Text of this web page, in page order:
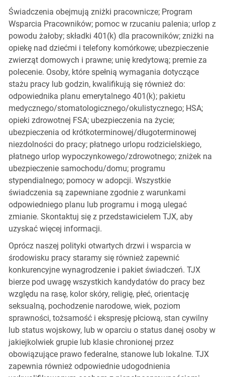
Świadczenia obejmują zniżki pracownicze; Program
Wsparcia Pracowników; pomoc w rzucaniu palenia; urlop z
powodu żałoby; składki 401(k) dla pracowników; zniżki na
opiekę nad dziećmi i telefony komórkowe; ubezpieczenie
zwierząt domowych i prawne; unię kredytową; premie za
polecenie. Osoby, które spełnią wymagania dotyczące
stażu pracy lub godzin, kwalifikują się również do:
odpowiednika planu emerytalnego 401(k); pakietu
medycznego/stomatologicznego/okulistycznego; HSA;
opieki zdrowotnej FSA; ubezpieczenia na życie;
ubezpieczenia od krótkoterminowej/długoterminowej
niezdolności do pracy; płatnego urlopu rodzicielskiego,
płatnego urlop wypoczynkowego/zdrowotnego; zniżek na
ubezpieczenie samochodu/domu; programu
stypendialnego; pomocy w adopcji. Wszystkie
świadczenia są zapewniane zgodnie z warunkami
odpowiedniego planu lub programu i mogą ulegać
zmianie. Skontaktuj się z przedstawicielem TJX, aby
uzyskać więcej informacji.
Oprócz naszej polityki otwartych drzwi i wsparcia w
środowisku pracy staramy się również zapewnić
konkurencyjne wynagrodzenie i pakiet świadczeń. TJX
bierze pod uwagę wszystkich kandydatów do pracy bez
względu na rasę, kolor skóry, religię, płeć, orientację
seksualną, pochodzenie narodowe, wiek, poziom
sprawności, tożsamość i ekspresję płciową, stan cywilny
lub status wojskowy, lub w oparciu o status danej osoby w
jakiejkolwiek grupie lub klasie chronionej przez
obowiązujące prawo federalne, stanowe lub lokalne. TJX
zapewnia również odpowiednie udogodnienia